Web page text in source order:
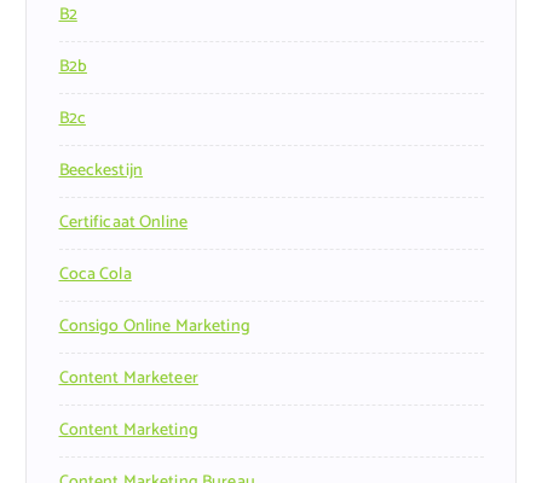
B2
B2b
B2c
Beeckestijn
Certificaat Online
Coca Cola
Consigo Online Marketing
Content Marketeer
Content Marketing